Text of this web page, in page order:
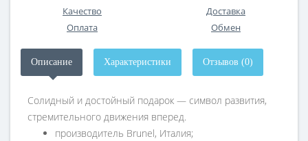
Качество
Доставка
Оплата
Обмен
Описание Характеристики Отзывов (0)
Солидный и достойный подарок — символ развития,
стремительного движения вперед.
производитель Brunel, Италия;